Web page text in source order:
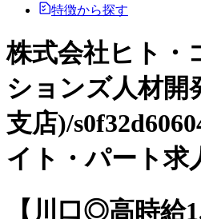
特徴から探す
株式会社ヒト・
ションズ人材開
支店)/
イト・パート求
【川口◎高時給